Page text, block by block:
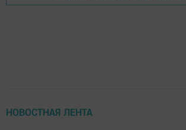
НОВОСТНАЯ ЛЕНТА